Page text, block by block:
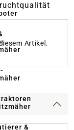
&
Artikel.